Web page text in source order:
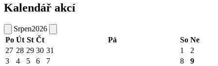
Kalendář akcí
Srpen2026
Po Út St Čt Pá So Ne
27 28 29 30 31 1
2
3
4 5 6 7 8
9